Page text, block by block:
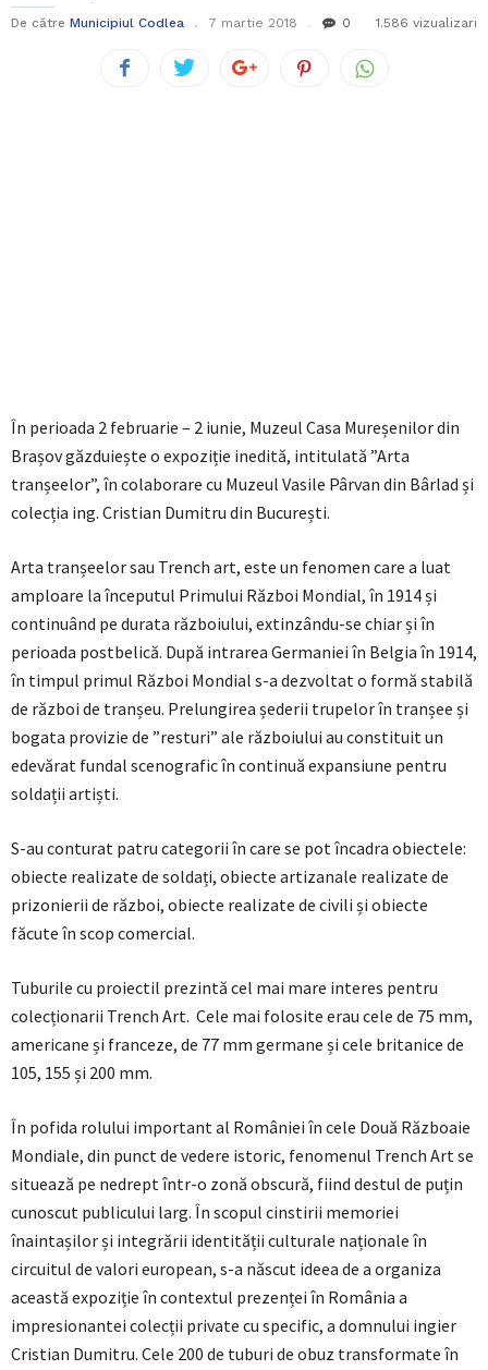
De către Municipiul Codlea 7 martie 2018 0 1.586 vizualizari
În perioada 2 februarie – 2 iunie, Muzeul Casa Mureșenilor din
Brașov găzduiește o expoziție inedită, intitulată ”Arta
tranșeelor”, în colaborare cu Muzeul Vasile Pârvan din Bârlad și
colecția ing. Cristian Dumitru din București.
Arta tranșeelor sau Trench art, este un fenomen care a luat
amploare la începutul Primului Război Mondial, în 1914 și
continuând pe durata războiului, extinzându-se chiar și în
perioada postbelică. După intrarea Germaniei în Belgia în 1914,
în timpul primul Război Mondial s-a dezvoltat o formă stabilă
de război de tranșeu. Prelungirea șederii trupelor în tranșee și
bogata provizie de ”resturi” ale războiului au constituit un
edevărat fundal scenografic în continuă expansiune pentru
soldații artiști.
S-au conturat patru categorii în care se pot încadra obiectele:
obiecte realizate de soldați, obiecte artizanale realizate de
prizonierii de război, obiecte realizate de civili și obiecte
făcute în scop comercial.
Tuburile cu proiectil prezintă cel mai mare interes pentru
colecționarii Trench Art. Cele mai folosite erau cele de 75 mm,
americane și franceze, de 77 mm germane și cele britanice de
105, 155 și 200 mm.
În pofida rolului important al României în cele Două Războaie
Mondiale, din punct de vedere istoric, fenomenul Trench Art se
situează pe nedrept într-o zonă obscură, fiind destul de puțin
cunoscut publicului larg. În scopul cinstirii memoriei
înaintașilor și integrării identității culturale naționale în
circuitul de valori european, s-a născut ideea de a organiza
această expoziție în contextul prezenței în România a
impresionantei colecții private cu specific, a domnului ingier
Cristian Dumitru. Cele 200 de tuburi de obuz transformate în